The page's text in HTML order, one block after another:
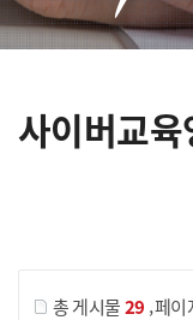
사이버교육
총 게시물29 ,페이